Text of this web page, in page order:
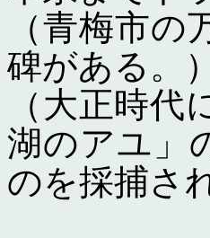
（青梅市
碑がある。）
（大正時
湖のアユ」
のを採捕さ